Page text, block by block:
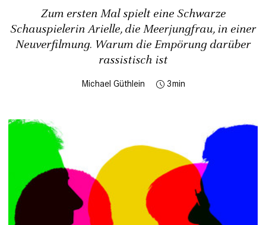
Zum ersten Mal spielt eine Schwarze
Schauspielerin Arielle, die Meerjungfrau, in einer
Neuverfilmung. Warum die Empörung darüber
rassistisch ist
Michael Güthlein 3